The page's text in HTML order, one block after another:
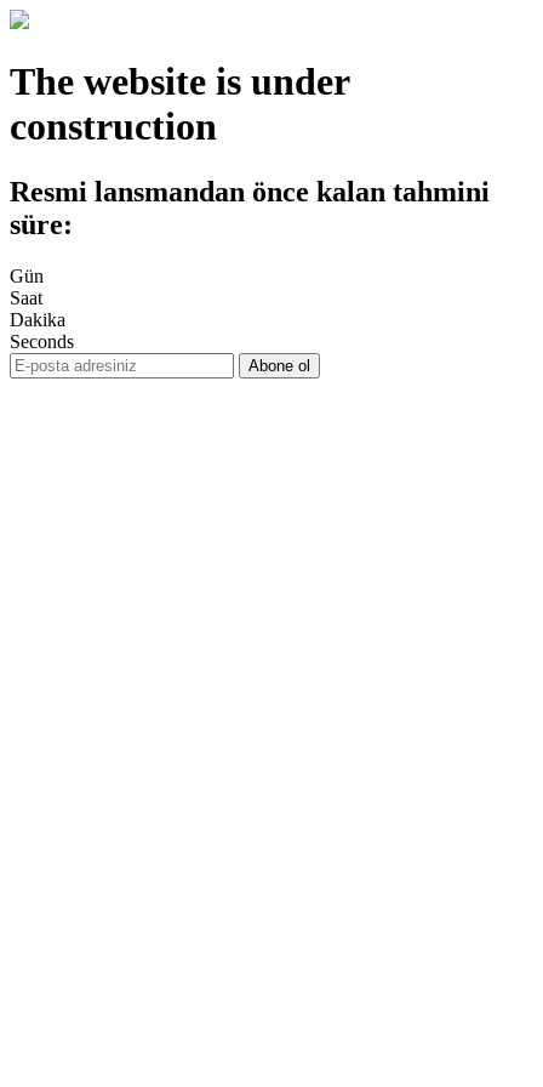
The website is under
construction
Resmi lansmandan önce kalan tahmini
süre:
Gün
Saat
Dakika
Seconds